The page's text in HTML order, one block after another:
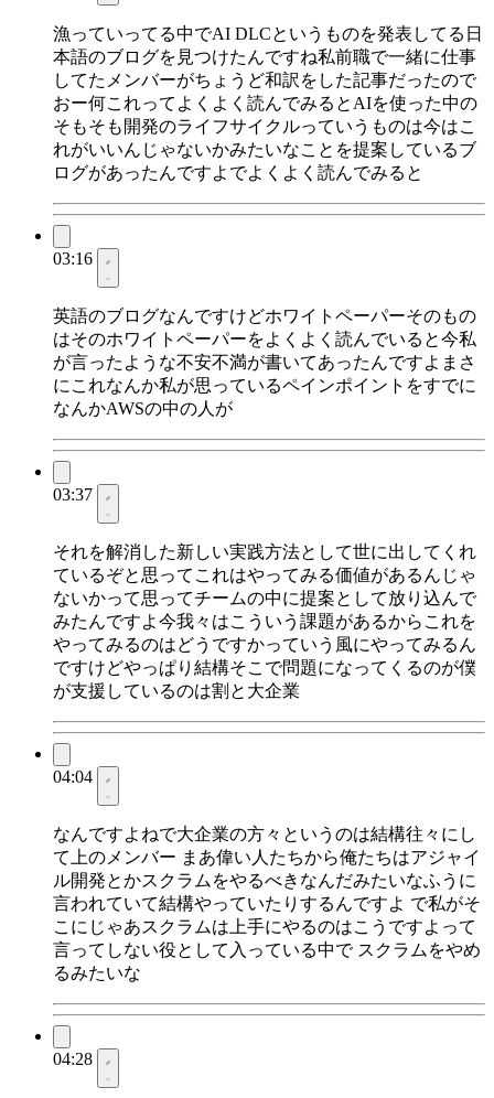
漁っていってる中でAI DLCというものを発表してる日
本語のブログを見つけたんですね私前職で一緒に仕事
してたメンバーがちょうど和訳をした記事だったので
おー何これってよくよく読んでみるとAIを使った中の
そもそも開発のライフサイクルっていうものは今はこ
れがいいんじゃないかみたいなことを提案しているブ
ログがあったんですよでよくよく読んでみると
03:16
英語のブログなんですけどホワイトペーパーそのもの
はそのホワイトペーパーをよくよく読んでいると今私
が言ったような不安不満が書いてあったんですよまさ
にこれなんか私が思っているペインポイントをすでに
なんかAWSの中の人が
03:37
それを解消した新しい実践方法として世に出してくれ
ているぞと思ってこれはやってみる価値があるんじゃ
ないかって思ってチームの中に提案として放り込んで
みたんですよ今我々はこういう課題があるからこれを
やってみるのはどうですかっていう風にやってみるん
ですけどやっぱり結構そこで問題になってくるのが僕
が支援しているのは割と大企業
04:04
なんですよねで大企業の方々というのは結構往々にし
て上のメンバー まあ偉い人たちから俺たちはアジャイ
ル開発とかスクラムをやるべきなんだみたいなふうに
言われていて結構やっていたりするんですよ で私がそ
こにじゃあスクラムは上手にやるのはこうですよって
言ってしない役として入っている中で スクラムをやめ
るみたいな
04:28